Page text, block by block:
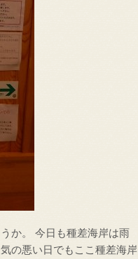
か。 今日も種差海岸は雨
の悪い日でもここ種差海岸